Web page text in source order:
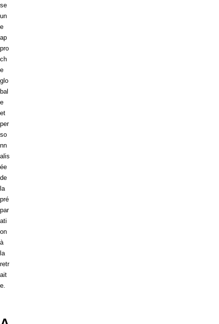
se
un
e
ap
pro
ch
e
glo
bal
e
et
per
so
nn
alis
ée
de
la
pré
par
ati
on
à
la
retr
ait
e.